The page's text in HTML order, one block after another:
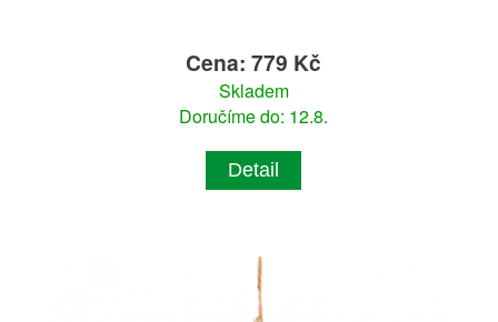
Cena: 779 Kč
Skladem
Doručíme do: 12.8.
Detail